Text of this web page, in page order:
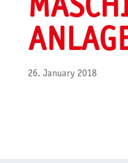
26. January 2018